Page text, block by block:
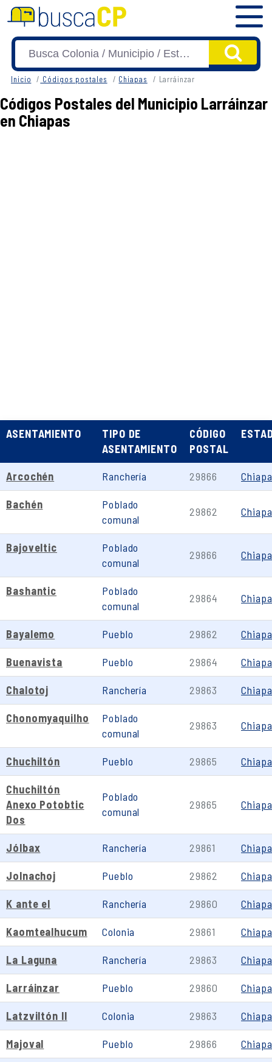
Inicio Códigos postales Chiapas Larráinzar
Códigos Postales del Municipio Larráinzar
en Chiapas
ASENTAMIENTO
TIPO DE
ASENTAMIENTO
CÓDIGO
POSTAL
Arcochén Ranchería 29866
Bachén
Poblado
comunal
29862
Bajoveltic
Poblado
comunal
29866
Bashantic
Poblado
comunal
29864
Bayalemo Pueblo 29862
Buenavista Pueblo 29864
Chalotoj Ranchería 29863
Chonomyaquilho
Poblado
comunal
29863
Chuchiltón Pueblo 29865
Chuchiltón
Anexo Potobtic
Dos
Poblado
comunal
29865
Jólbax Ranchería 29861
Jolnachoj Pueblo 29862
K ante el Ranchería 29860
Kaomtealhucum Colonia 29861
La Laguna Ranchería 29863
Larráinzar Pueblo 29860
Latzviltón II Colonia 29863
Majoval Pueblo 29866